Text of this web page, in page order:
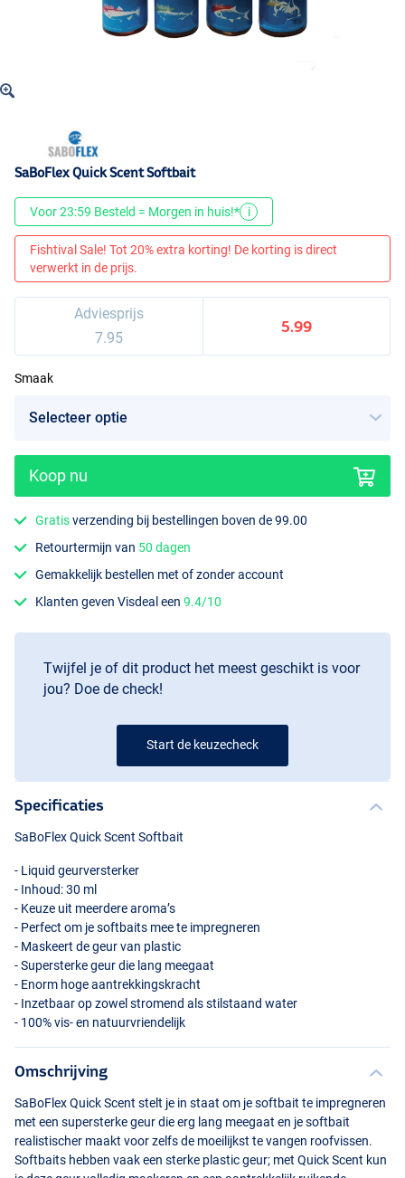
SaBoFlex Quick Scent Softbait
Voor 23:59 Besteld = Morgen in huis!* i
Fishtival Sale! Tot 20% extra korting! De korting is direct
verwerkt in de prijs.
Adviesprijs
7.95
5.99
Smaak
Koop nu
Gratisverzending bij bestellingen boven de 99.00
Retourtermijn van 50 dagen
Gemakkelijk bestellen met of zonder account
Klanten geven Visdeal een9.4/10
Twijfel je of dit product het meest geschikt is voor
jou? Doe de check!
Start de keuzecheck
Specificaties
SaBoFlex Quick Scent Softbait
- Liquid geurversterker
- Inhoud: 30 ml
- Keuze uit meerdere aroma’s
- Perfect om je softbaits mee te impregneren
- Maskeert de geur van plastic
- Supersterke geur die lang meegaat
- Enorm hoge aantrekkingskracht
- Inzetbaar op zowel stromend als stilstaand water
- 100% vis- en natuurvriendelijk
Omschrijving
SaBoFlex Quick Scent stelt je in staat om je softbait te impregneren
met een supersterke geur die erg lang meegaat en je softbait
realistischer maakt voor zelfs de moeilijkst te vangen roofvissen.
Softbaits hebben vaak een sterke plastic geur; met Quick Scent kun